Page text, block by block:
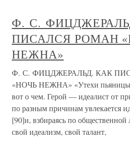
Ф. С.
ПИСАЛСЯ РОМАН
НЕЖНА»
Ф. С. ФИЦДЖЕРАЛЬД. КАК
«НОЧЬ НЕЖНА» «Утехи
вот о чем. Герой — идеалист от
по разным причинам увлекается
[90]и, взбираясь по общественной
свой идеализм, свой талант,